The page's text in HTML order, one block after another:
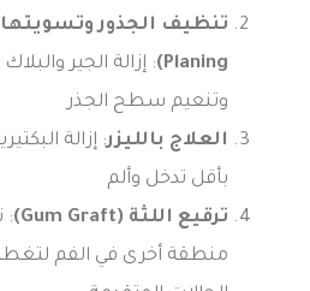
Planing) : إزالة الجير
وتنعيم سطح الجذر
العلاج بالليزر: إزالة
بأقل تدخل وألم
ترقيع اللثة (Gum Graft)
:
منطقة أخرى في الفم